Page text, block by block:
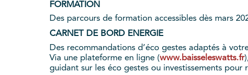
FORMATION
Des parcours de formation accessibles dès mars
CARNET DE BORD ENERGIE
Des recommandations d’éco gestes adaptés à
Via une plateforme en ligne (www.baisseleswatts.fr
guidant sur les éco gestes ou investissements pour